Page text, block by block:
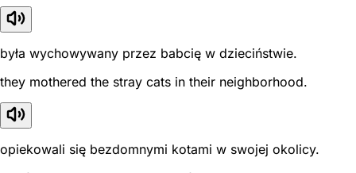
była wychowywany przez babcię w dzieciństwie.
they mothered the stray cats in their neighborhood.
opiekowali się bezdomnymi kotami w swojej okolicy.